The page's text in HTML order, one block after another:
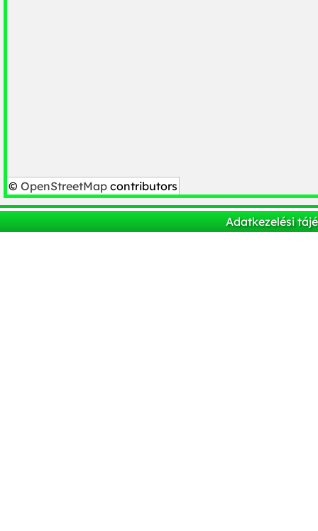
© OpenStreetMap contributors
Adatkezelési